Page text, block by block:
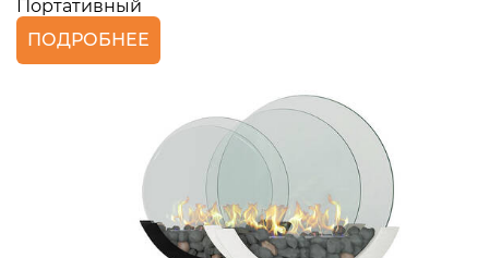
Портативный
ПОДРОБНЕЕ